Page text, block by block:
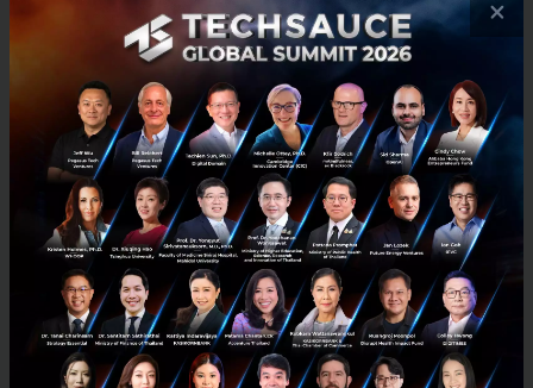
นี้ยังมีโอกาสอีกมากและน่าลงทุน สำหรับบริษัทต่างชาติ
ถ้าคิดจะเข้ามาทำธุรกิจในอาเซียน ต้องเข้าใจบริบทที่นี่ว่า
คนส่วนใหญ่ไม่ได้ใช้บัตรเครดิตเป็นหลัก ต้องออกแบบ
บริการให้เข้ากับพฤติกรรมของผู้ใช้จริงและกับภาครัฐ เธอ
หวังว่าจะยังคงเปิดรับไอเดียใหม่ ๆ จากฟินเทค เพื่อช่วย
ผลักดันการเปลี่ยนแปลงให้เกิดขึ้นได้จริง
เป้าหมายใหญ่สุดท้ายคือ'การเชื่อมทั้ง SEA ให้เป็นหนึ่ง
เดียวในเรื่องการจ่ายเงิน จนคนไม่รู้สึกอีกต่อไปว่านี่คือการ
จ่ายเงินข้ามประเทศ'
นอกจากนี้ Tessa Wijaya ยังทิ้งท้ายว่าถึงเวลาแล้วที่
×